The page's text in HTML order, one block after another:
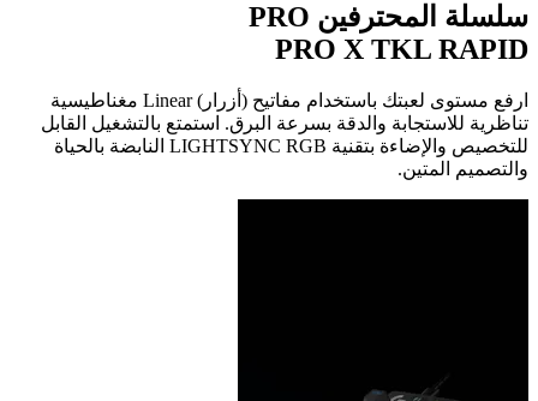
سلسلة المحترفين PRO
PRO X TKL RAPID
ارفع مستوى لعبتك باستخدام مفاتيح (أزرار) Linear مغناطيسية
تناظرية للاستجابة والدقة بسرعة البرق. استمتع بالتشغيل القابل
للتخصيص والإضاءة بتقنية ‏LIGHTSYNC RGB النابضة بالحياة
والتصميم المتين.